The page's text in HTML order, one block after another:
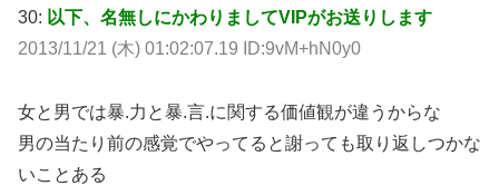
30: 以下、名無しにかわりましてVIPがお送りします
2013/11/21 (木) 01:02:07.19 ID:9vM+hN0y0
女と男では暴.力と暴.言.に関する価値観が違うからな
男の当たり前の感覚でやってると謝っても取り返しつかな
いことある